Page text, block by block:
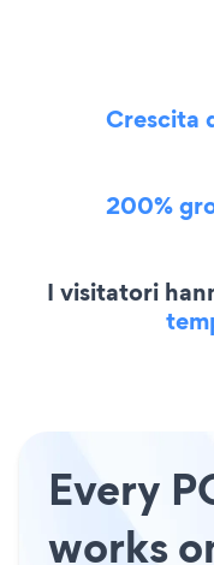
Crescita
200%
I visitatori
Every
works